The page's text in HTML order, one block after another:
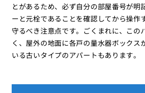
とがあるため、必ず自分の部屋番号が明
ーと元栓であることを確認してから操作
守るべき注意点です。ごくまれに、この
く、屋外の地面に各戸の量水器ボックス
いる古いタイプのアパートもあります。